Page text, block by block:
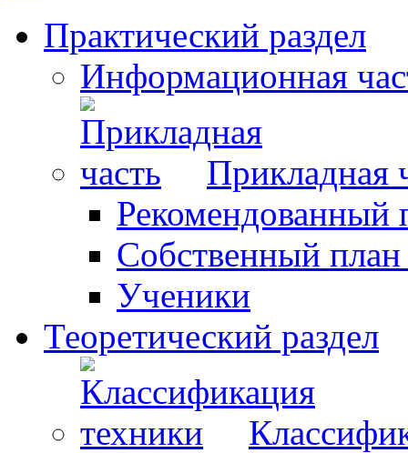
Практический раздел
Информационная
Прикладная
Рекомендованный
Собственный
Ученики
Теоретический раздел